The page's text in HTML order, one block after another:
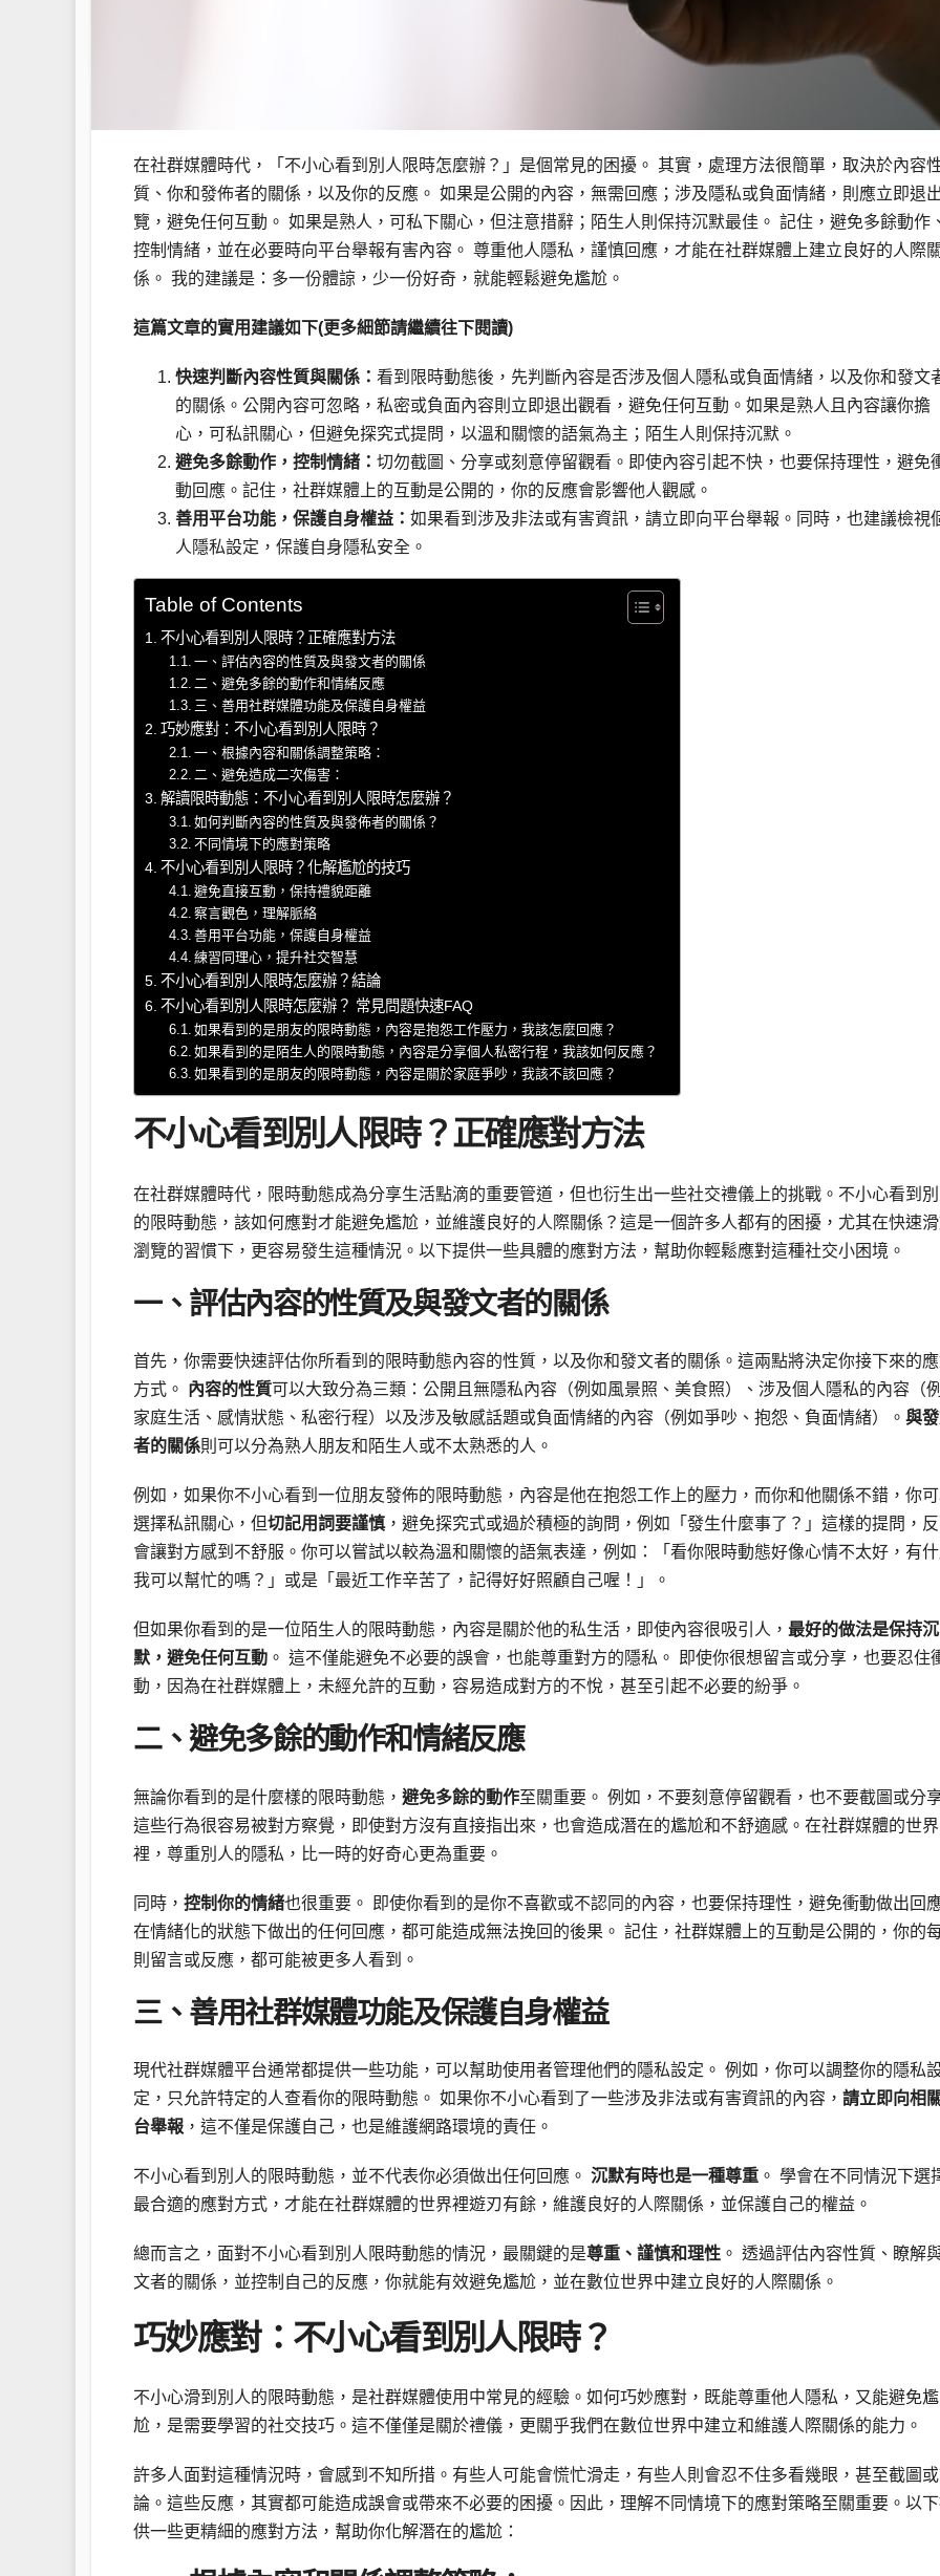
在社群媒體時代，「不小心看到別人限時怎麼辦？」是個常見的困擾。 其實，處理方法很簡單，取決於內容
質、你和發佈者的關係，以及你的反應。 如果是公開的內容，無需回應；涉及隱私或負面情緒，則應立即退
覽，避免任何互動。 如果是熟人，可私下關心，但注意措辭；陌生人則保持沉默最佳。 記住，避免多餘動作、
控制情緒，並在必要時向平台舉報有害內容。 尊重他人隱私，謹慎回應，才能在社群媒體上建立良好的人際關
係。 我的建議是：多一份體諒，少一份好奇，就能輕鬆避免尷尬。
這篇文章的實用建議如下(更多細節請繼續往下閱讀)
快速判斷內容性質與關係： 看到限時動態後，先判斷內容是否涉及個人隱私或負面情緒，以及你和發文
的關係。公開內容可忽略，私密或負面內容則立即退出觀看，避免任何互動。如果是熟人且內容讓你擔
心，可私訊關心，但避免探究式提問，以溫和關懷的語氣為主；陌生人則保持沉默。
避免多餘動作，控制情緒： 切勿截圖、分享或刻意停留觀看。即使內容引起不快，也要保持理性，避免
動回應。記住，社群媒體上的互動是公開的，你的反應會影響他人觀感。
善用平台功能，保護自身權益： 如果看到涉及非法或有害資訊，請立即向平台舉報。同時，也建議檢視
人隱私設定，保護自身隱私安全。
Table of Contents
不小心看到別人限時？正確應對方法
一、評估內容的性質及與發文者的關係
二、避免多餘的動作和情緒反應
三、善用社群媒體功能及保護自身權益
巧妙應對：不小心看到別人限時？
一、根據內容和關係調整策略：
二、避免造成二次傷害：
解讀限時動態：不小心看到別人限時怎麼辦？
如何判斷內容的性質及與發佈者的關係？
不同情境下的應對策略
不小心看到別人限時？化解尷尬的技巧
避免直接互動，保持禮貌距離
察言觀色，理解脈絡
善用平台功能，保護自身權益
練習同理心，提升社交智慧
不小心看到別人限時怎麼辦？結論
不小心看到別人限時怎麼辦？ 常見問題快速FAQ
如果看到的是朋友的限時動態，內容是抱怨工作壓力，我該怎麼回應？
如果看到的是陌生人的限時動態，內容是分享個人私密行程，我該如何反應？
如果看到的是朋友的限時動態，內容是關於家庭爭吵，我該不該回應？
不小心看到別人限時？正確應對方法
在社群媒體時代，限時動態成為分享生活點滴的重要管道，但也衍生出一些社交禮儀上的挑戰。不小心看到別
的限時動態，該如何應對才能避免尷尬，並維護良好的人際關係？這是一個許多人都有的困擾，尤其在快速
瀏覽的習慣下，更容易發生這種情況。以下提供一些具體的應對方法，幫助你輕鬆應對這種社交小困境。
一、評估內容的性質及與發文者的關係
首先，你需要快速評估你所看到的限時動態內容的性質，以及你和發文者的關係。這兩點將決定你接下來的
方式。 內容的性質可以大致分為三類：公開且無隱私內容（例如風景照、美食照）、涉及個人隱私的內容（
家庭生活、感情狀態、私密行程）以及涉及敏感話題或負面情緒的內容（例如爭吵、抱怨、負面情緒）。 與
者的關係則可以分為熟人朋友和陌生人或不太熟悉的人。
例如，如果你不小心看到一位朋友發佈的限時動態，內容是他在抱怨工作上的壓力，而你和他關係不錯，你
選擇私訊關心，但切記用詞要謹慎，避免探究式或過於積極的詢問，例如「發生什麼事了？」這樣的提問，
會讓對方感到不舒服。你可以嘗試以較為溫和關懷的語氣表達，例如：「看你限時動態好像心情不太好，有
我可以幫忙的嗎？」或是「最近工作辛苦了，記得好好照顧自己喔！」。
但如果你看到的是一位陌生人的限時動態，內容是關於他的私生活，即使內容很吸引人， 最好的做法是保持沉
默，避免任何互動 。 這不僅能避免不必要的誤會，也能尊重對方的隱私。 即使你很想留言或分享，也要忍住
動，因為在社群媒體上，未經允許的互動，容易造成對方的不悅，甚至引起不必要的紛爭。
二、避免多餘的動作和情緒反應
無論你看到的是什麼樣的限時動態， 避免多餘的動作至關重要。 例如，不要刻意停留觀看，也不要截圖或分
這些行為很容易被對方察覺，即使對方沒有直接指出來，也會造成潛在的尷尬和不舒適感。在社群媒體的世界
裡，尊重別人的隱私，比一時的好奇心更為重要。
同時， 控制你的情緒也很重要。 即使你看到的是你不喜歡或不認同的內容，也要保持理性，避免衝動做出回
在情緒化的狀態下做出的任何回應，都可能造成無法挽回的後果。 記住，社群媒體上的互動是公開的，你的
則留言或反應，都可能被更多人看到。
三、善用社群媒體功能及保護自身權益
現代社群媒體平台通常都提供一些功能，可以幫助使用者管理他們的隱私設定。 例如，你可以調整你的隱私
定，只允許特定的人查看你的限時動態。 如果你不小心看到了一些涉及非法或有害資訊的內容， 請立即向相
台舉報 ，這不僅是保護自己，也是維護網路環境的責任。
不小心看到別人的限時動態，並不代表你必須做出任何回應。 沉默有時也是一種尊重 。 學會在不同情況下選
最合適的應對方式，才能在社群媒體的世界裡遊刃有餘，維護良好的人際關係，並保護自己的權益。
總而言之，面對不小心看到別人限時動態的情況，最關鍵的是尊重、謹慎和理性 。 透過評估內容性質、瞭解
文者的關係，並控制自己的反應，你就能有效避免尷尬，並在數位世界中建立良好的人際關係。
巧妙應對：不小心看到別人限時？
不小心滑到別人的限時動態，是社群媒體使用中常見的經驗。如何巧妙應對，既能尊重他人隱私，又能避免尷
尬，是需要學習的社交技巧。這不僅僅是關於禮儀，更關乎我們在數位世界中建立和維護人際關係的能力。
許多人面對這種情況時，會感到不知所措。有些人可能會慌忙滑走，有些人則會忍不住多看幾眼，甚至截圖
論。這些反應，其實都可能造成誤會或帶來不必要的困擾。因此，理解不同情境下的應對策略至關重要。以
供一些更精細的應對方法，幫助你化解潛在的尷尬：